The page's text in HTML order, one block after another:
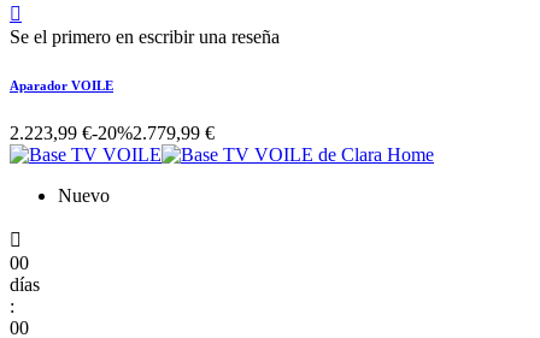

Se el primero en escribir una reseña
Aparador VOILE
2.223,99 €-20%2.779,99 €
Nuevo

00
días
:
00